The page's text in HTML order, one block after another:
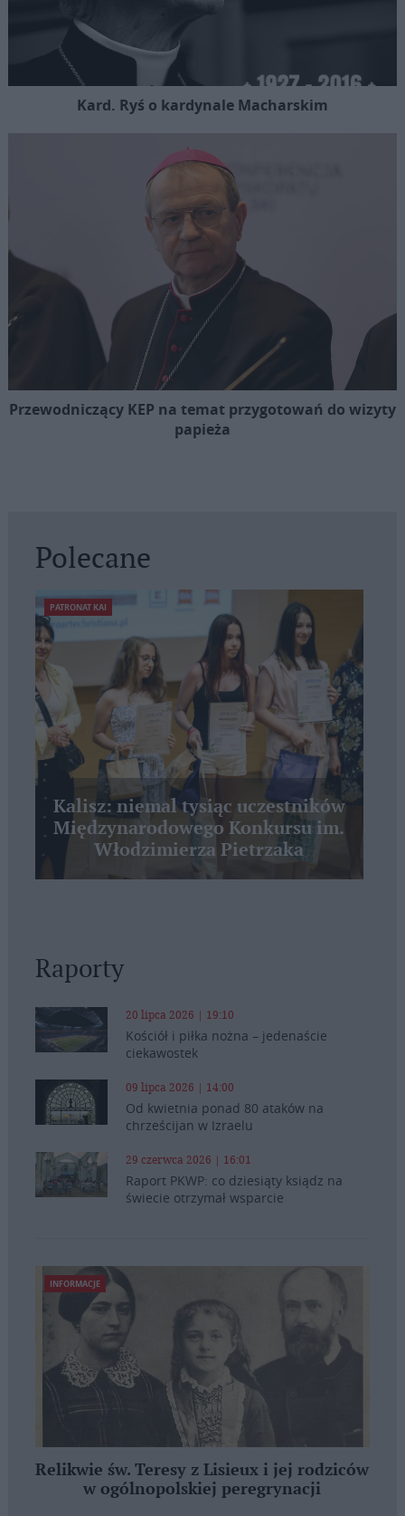
Kard. Ryś o kardynale Macharskim
Przewodniczący KEP na temat przygotowań do wizyty
papieża
Polecane
PATRONAT KAI
Kalisz: niemal tysiąc uczestników
Międzynarodowego Konkursu im.
Włodzimierza Pietrzaka
Raporty
20 lipca 2026 | 19:10
Kościół i piłka nożna – jedenaście
ciekawostek
09 lipca 2026 | 14:00
Od kwietnia ponad 80 ataków na
chrześcijan w Izraelu
29 czerwca 2026 | 16:01
Raport PKWP: co dziesiąty ksiądz na
świecie otrzymał wsparcie
INFORMACJE
Relikwie św. Teresy z Lisieux i jej rodziców
w ogólnopolskiej peregrynacji